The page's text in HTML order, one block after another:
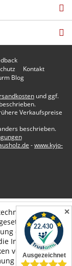
✕
Kontakt
Blog
und ggf.
Verkaufspreise
beschrieben.
-www.kyjo-
Betrieb
werden.
dieser Website
Interaktion mit
vereinfachen
gesetzt.